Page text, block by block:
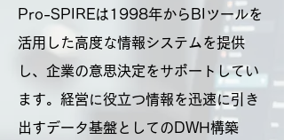
​Pro-SPIREは1998年からBIツールを
活用した高度な情報システムを提供
し、企業の意思決定をサポートしてい
ます。経営に役立つ情報を迅速に引き
出すデータ基盤としてのDWH構築